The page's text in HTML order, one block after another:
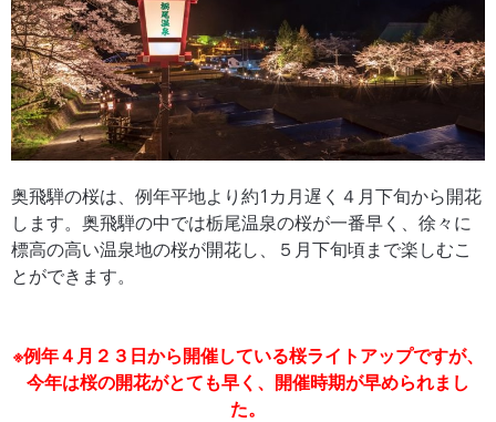
奥飛騨の桜は、例年平地より約1カ月遅く４月下旬から開花
します。奥飛騨の中では栃尾温泉の桜が一番早く、徐々に
標高の高い温泉地の桜が開花し、５月下旬頃まで楽しむこ
とができます。
※例年４月２３日から開催している桜ライトアップですが、
今年は桜の開花がとても早く、開催時期が早められまし
た。